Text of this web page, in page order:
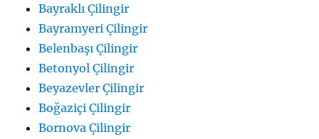
Bayraklı Çilingir
Bayramyeri Çilingir
Belenbaşı Çilingir
Betonyol Çilingir
Beyazevler Çilingir
Boğaziçi Çilingir
Bornova Çilingir